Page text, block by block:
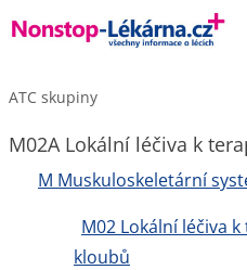
ATC skupiny
M02A Lokální léčiva k
M Muskuloskeletární
M02 Lokální léčiva
kloubů